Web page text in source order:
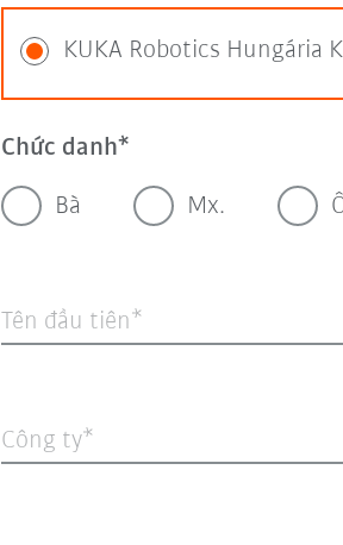
KUKA Robotics Hungária
Chức danh
Bà Mx.
Tên đầu tiên
Công ty